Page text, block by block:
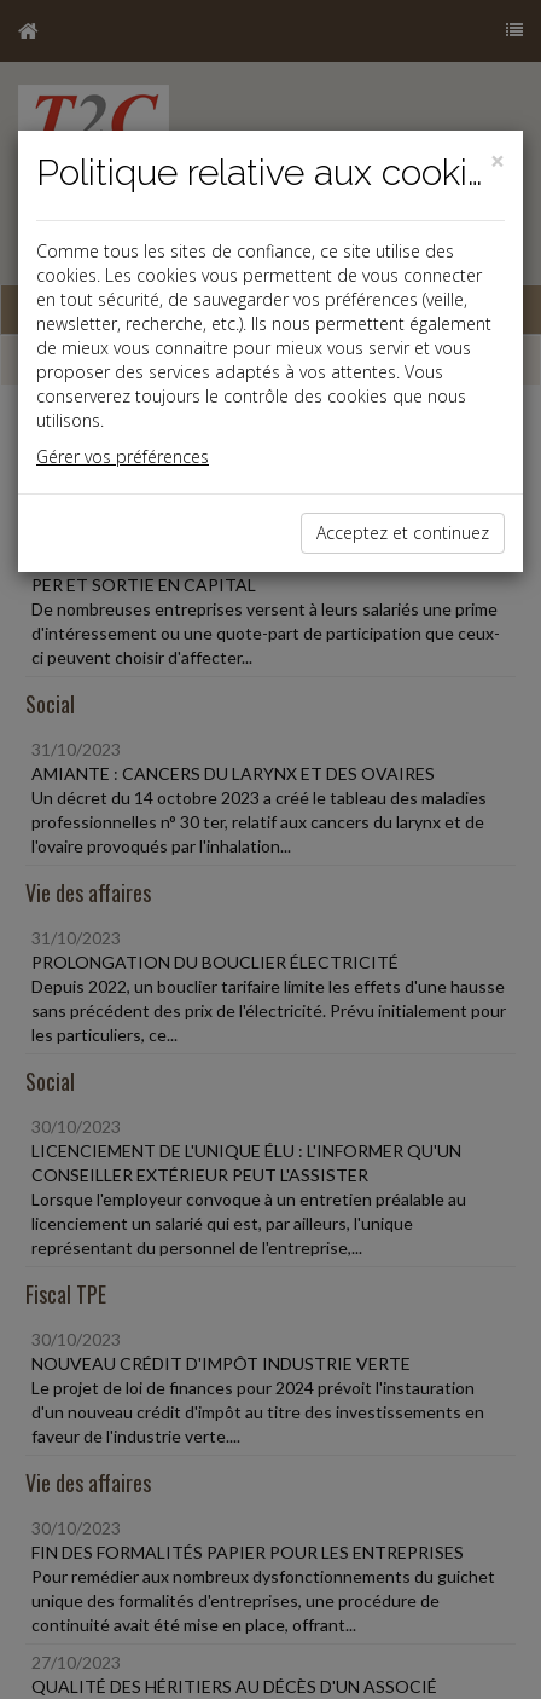
Base documentaire
Dépêches
Liste des dernières dépêches
PER ET SORTIE EN CAPITAL
De nombreuses entreprises versent à leurs salariés une prime
d'intéressement ou une quote-part de participation que ceux-
ci peuvent choisir d'affecter...
Social
31/10/2023
AMIANTE : CANCERS DU LARYNX ET DES OVAIRES
Un décret du 14 octobre 2023 a créé le tableau des maladies
professionnelles n° 30 ter, relatif aux cancers du larynx et de
l'ovaire provoqués par l'inhalation...
Vie des affaires
31/10/2023
PROLONGATION DU BOUCLIER ÉLECTRICITÉ
Depuis 2022, un bouclier tarifaire limite les effets d'une hausse
sans précédent des prix de l'électricité. Prévu initialement pour
les particuliers, ce...
Social
30/10/2023
LICENCIEMENT DE L'UNIQUE ÉLU : L'INFORMER QU'UN
CONSEILLER EXTÉRIEUR PEUT L'ASSISTER
Lorsque l'employeur convoque à un entretien préalable au
licenciement un salarié qui est, par ailleurs, l'unique
représentant du personnel de l'entreprise,...
Fiscal TPE
30/10/2023
NOUVEAU CRÉDIT D'IMPÔT INDUSTRIE VERTE
Le projet de loi de finances pour 2024 prévoit l'instauration
d'un nouveau crédit d'impôt au titre des investissements en
faveur de l'industrie verte....
Vie des affaires
30/10/2023
FIN DES FORMALITÉS PAPIER POUR LES ENTREPRISES
Pour remédier aux nombreux dysfonctionnements du guichet
unique des formalités d'entreprises, une procédure de
continuité avait été mise en place, offrant...
27/10/2023
QUALITÉ DES HÉRITIERS AU DÉCÈS D'UN ASSOCIÉ
×
Politique relative aux cookies
Comme tous les sites de confiance, ce site utilise des
cookies. Les cookies vous permettent de vous connecter
en tout sécurité, de sauvegarder vos préférences (veille,
newsletter, recherche, etc.). Ils nous permettent également
de mieux vous connaitre pour mieux vous servir et vous
proposer des services adaptés à vos attentes. Vous
conserverez toujours le contrôle des cookies que nous
utilisons.
Gérer vos préférences
Acceptez et continuez